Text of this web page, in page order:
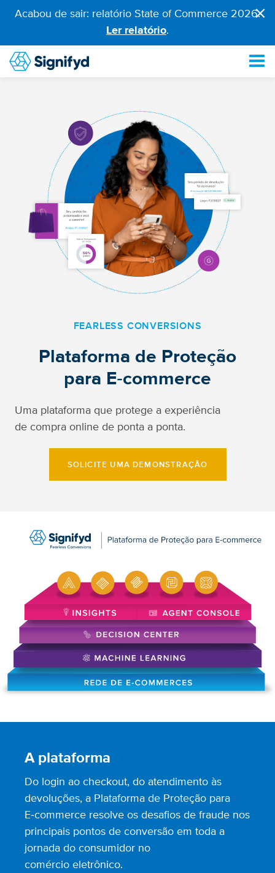
Acabou de sair: relatório State of Commerce 2026.
Ler relatório.
×
FEARLESS CONVERSIONS
Plataforma de Proteção
para E‑commerce
Uma plataforma que protege a experiência
de compra online de ponta a ponta.
SOLICITE UMA DEMONSTRAÇÃO
A plataforma
Do login ao checkout, do atendimento às
devoluções, a Plataforma de Proteção para
E‑commerce resolve os desafios de fraude nos
principais pontos de conversão em toda a
jornada do consumidor no
comércio eletrônico.